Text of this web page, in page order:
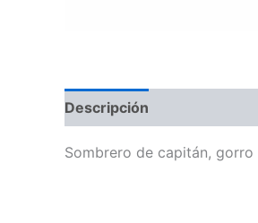
Descripción
Sombrero de capitán,